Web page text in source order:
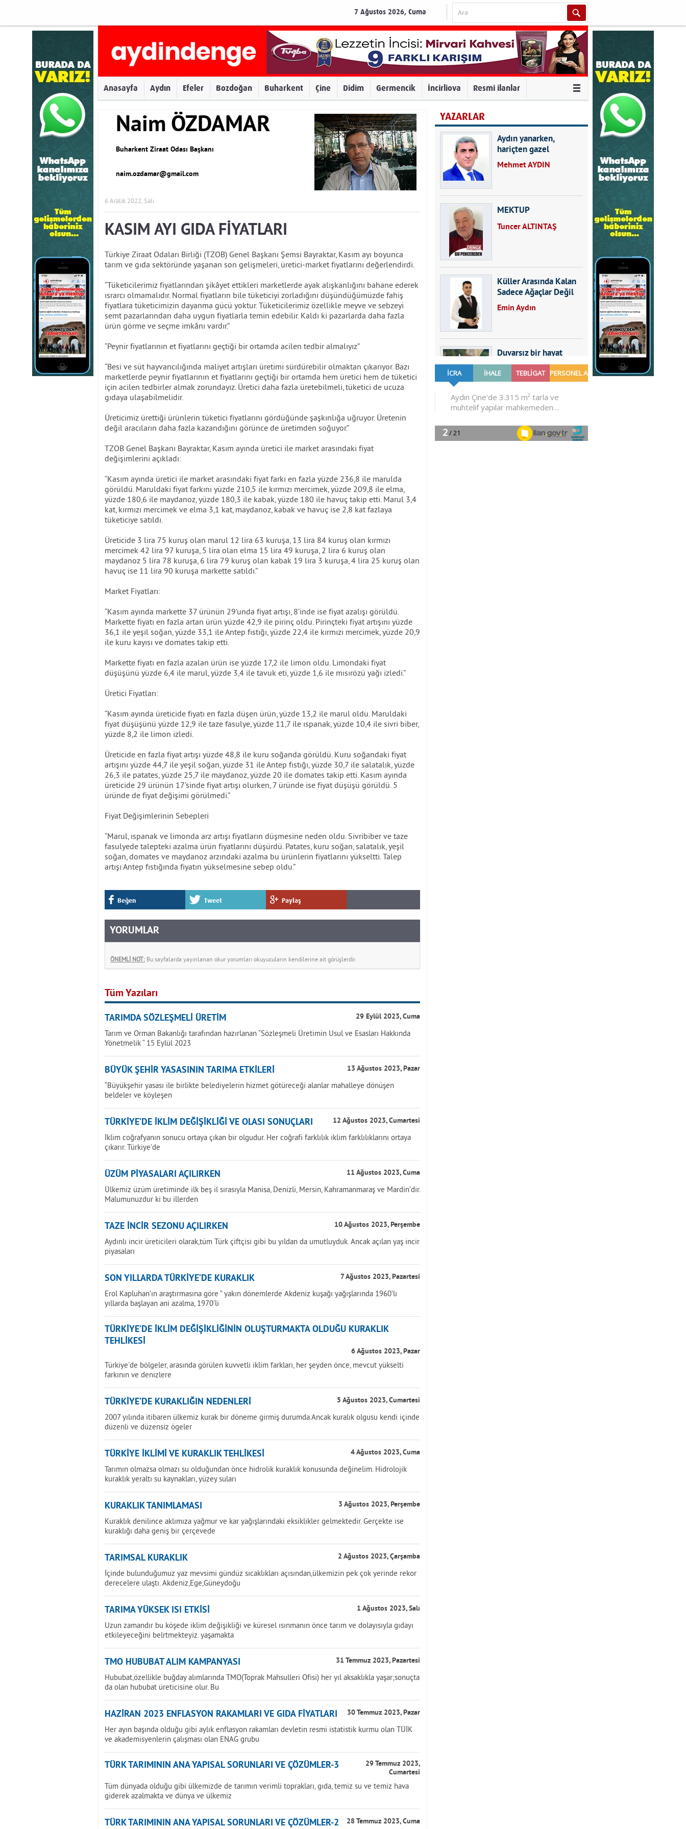
7 Ağustos 2026, Cuma
Anasayfa Aydın Efeler Bozdoğan Buharkent Çine Didim Germencik İncirliova Resmi ilanlar
Naim ÖZDAMAR
Buharkent Ziraat Odası Başkanı
naim.ozdamar@gmail.com
6 Aralık 2022, Salı
KASIM AYI GIDA FİYATLARI
Türkiye Ziraat Odaları Birliği (TZOB) Genel Başkanı Şemsi Bayraktar, Kasım ayı boyunca
tarım ve gıda sektöründe yaşanan son gelişmeleri, üretici-market fiyatlarını değerlendirdi.
“Tüketicilerimiz fiyatlarından şikâyet ettikleri marketlerde ayak alışkanlığını bahane ederek
ısrarcı olmamalıdır. Normal fiyatların bile tüketiciyi zorladığını düşündüğümüzde fahiş
fiyatlara tüketicimizin dayanma gücü yoktur. Tüketicilerimiz özellikle meyve ve sebzeyi
semt pazarlarından daha uygun fiyatlarla temin edebilir. Kaldı ki pazarlarda daha fazla
ürün görme ve seçme imkânı vardır.”
“Peynir fiyatlarının et fiyatlarını geçtiği bir ortamda acilen tedbir almalıyız”
“Besi ve süt hayvancılığında maliyet artışları üretimi sürdürebilir olmaktan çıkarıyor. Bazı
marketlerde peynir fiyatlarının et fiyatlarını geçtiği bir ortamda hem üretici hem de tüketici
için acilen tedbirler almak zorundayız. Üretici daha fazla üretebilmeli, tüketici de ucuza
gıdaya ulaşabilmelidir.
Üreticimiz ürettiği ürünlerin tüketici fiyatlarını gördüğünde şaşkınlığa uğruyor. Üretenin
değil aracıların daha fazla kazandığını görünce de üretimden soğuyor.”
TZOB Genel Başkanı Bayraktar, Kasım ayında üretici ile market arasındaki fiyat
değişimlerini açıkladı:
“Kasım ayında üretici ile market arasındaki fiyat farkı en fazla yüzde 236,8 ile marulda
görüldü. Maruldaki fiyat farkını yüzde 210,5 ile kırmızı mercimek, yüzde 209,8 ile elma,
yüzde 180,6 ile maydanoz, yüzde 180,3 ile kabak, yüzde 180 ile havuç takip etti. Marul 3,4
kat, kırmızı mercimek ve elma 3,1 kat, maydanoz, kabak ve havuç ise 2,8 kat fazlaya
tüketiciye satıldı.
Üreticide 3 lira 75 kuruş olan marul 12 lira 63 kuruşa, 13 lira 84 kuruş olan kırmızı
mercimek 42 lira 97 kuruşa, 5 lira olan elma 15 lira 49 kuruşa, 2 lira 6 kuruş olan
maydanoz 5 lira 78 kuruşa, 6 lira 79 kuruş olan kabak 19 lira 3 kuruşa, 4 lira 25 kuruş olan
havuç ise 11 lira 90 kuruşa markette satıldı.”
Market Fiyatları:
“Kasım ayında markette 37 ürünün 29’unda fiyat artışı, 8’inde ise fiyat azalışı görüldü.
Markette fiyatı en fazla artan ürün yüzde 42,9 ile pirinç oldu. Pirinçteki fiyat artışını yüzde
36,1 ile yeşil soğan, yüzde 33,1 ile Antep fıstığı, yüzde 22,4 ile kırmızı mercimek, yüzde 20,9
ile kuru kayısı ve domates takip etti.
Markette fiyatı en fazla azalan ürün ise yüzde 17,2 ile limon oldu. Limondaki fiyat
düşüşünü yüzde 6,4 ile marul, yüzde 3,4 ile tavuk eti, yüzde 1,6 ile mısırözü yağı izledi.”
Üretici Fiyatları:
“Kasım ayında üreticide fiyatı en fazla düşen ürün, yüzde 13,2 ile marul oldu. Maruldaki
fiyat düşüşünü yüzde 12,9 ile taze fasulye, yüzde 11,7 ile ıspanak, yüzde 10,4 ile sivri biber,
yüzde 8,2 ile limon izledi.
Üreticide en fazla fiyat artışı yüzde 48,8 ile kuru soğanda görüldü. Kuru soğandaki fiyat
artışını yüzde 44,7 ile yeşil soğan, yüzde 31 ile Antep fıstığı, yüzde 30,7 ile salatalık, yüzde
26,3 ile patates, yüzde 25,7 ile maydanoz, yüzde 20 ile domates takip etti. Kasım ayında
üreticide 29 ürünün 17’sinde fiyat artışı olurken, 7 üründe ise fiyat düşüşü görüldü. 5
üründe de fiyat değişimi görülmedi.”
Fiyat Değişimlerinin Sebepleri
“Marul, ıspanak ve limonda arz artışı fiyatların düşmesine neden oldu. Sivribiber ve taze
fasulyede talepteki azalma ürün fiyatlarını düşürdü. Patates, kuru soğan, salatalık, yeşil
soğan, domates ve maydanoz arzındaki azalma bu ürünlerin fiyatlarını yükseltti. Talep
artışı Antep fıstığında fiyatın yükselmesine sebep oldu.”
Beğen Tweet Paylaş
YORUMLAR
ÖNEMLİ NOT: Bu sayfalarda yayınlanan okur yorumları okuyucuların kendilerine ait görüşlerdir.
Tüm Yazıları
TARIMDA SÖZLEŞMELİ ÜRETİM 29 Eylül 2023, Cuma
Tarım ve Orman Bakanlığı tarafından hazırlanan “Sözleşmeli Üretimin Usul ve Esasları Hakkında
Yönetmelik “ 15 Eylül 2023
BÜYÜK ŞEHİR YASASININ TARIMA ETKİLERİ 13 Ağustos 2023, Pazar
“Büyükşehir yasası ile birlikte belediyelerin hizmet götüreceği alanlar mahalleye dönüşen
beldeler ve köyleşen
TÜRKİYE’DE İKLİM DEĞİŞİKLİĞİ VE OLASI SONUÇLARI 12 Ağustos 2023, Cumartesi
İklim coğrafyanın sonucu ortaya çıkan bir olgudur. Her coğrafi farklılık iklim farklılıklarını ortaya
çıkarır. Türkiye'de
ÜZÜM PİYASALARI AÇILIRKEN 11 Ağustos 2023, Cuma
Ülkemiz üzüm üretiminde ilk beş il sırasıyla Manisa, Denizli, Mersin, Kahramanmaraş ve Mardin’dir.
Malumunuzdur ki bu illerden
TAZE İNCİR SEZONU AÇILIRKEN 10 Ağustos 2023, Perşembe
Aydınlı incir üreticileri olarak,tüm Türk çiftçisi gibi bu yıldan da umutluyduk. Ancak açılan yaş incir
piyasaları
SON YILLARDA TÜRKİYE’DE KURAKLIK 7 Ağustos 2023, Pazartesi
Erol Kapluhan’ın araştırmasına göre ” yakın dönemlerde Akdeniz kuşağı yağışlarında 1960’lı
yıllarda başlayan ani azalma, 1970’li
TÜRKİYE’DE İKLİM DEĞİŞİKLİĞİNİN OLUŞTURMAKTA OLDUĞU KURAKLIK
TEHLİKESİ
6 Ağustos 2023, Pazar
Türkiye'de bölgeler, arasında görülen kuvvetli iklim farkları, her şeyden önce, mevcut yükselti
farkının ve denizlere
TÜRKİYE’DE KURAKLIĞIN NEDENLERİ 5 Ağustos 2023, Cumartesi
2007 yılında itibaren ülkemiz kurak bir döneme girmiş durumda.Ancak kuralık olgusu kendi içinde
düzenli ve düzensiz ögeler
TÜRKİYE İKLİMİ VE KURAKLIK TEHLİKESİ 4 Ağustos 2023, Cuma
Tarımın olmazsa olmazı su olduğundan önce hidrolik kuraklık konusunda değinelim. Hidrolojik
kuraklık yeraltı su kaynakları, yüzey suları
KURAKLIK TANIMLAMASI 3 Ağustos 2023, Perşembe
Kuraklık denilince aklımıza yağmur ve kar yağışlarındaki eksiklikler gelmektedir. Gerçekte ise
kuraklığı daha geniş bir çerçevede
TARIMSAL KURAKLIK 2 Ağustos 2023, Çarşamba
İçinde bulunduğumuz yaz mevsimi gündüz sıcaklıkları açısından,ülkemizin pek çok yerinde rekor
derecelere ulaştı. Akdeniz,Ege,Güneydoğu
TARIMA YÜKSEK ISI ETKİSİ 1 Ağustos 2023, Salı
Uzun zamandır bu köşede iklim değişikliği ve küresel ısınmanın önce tarım ve dolayısıyla gıdayı
etkileyeceğini belrtmekteyiz. yaşamakta
TMO HUBUBAT ALIM KAMPANYASI 31 Temmuz 2023, Pazartesi
Hububat,özellikle buğday alımlarında TMO(Toprak Mahsulleri Ofisi) her yıl aksaklıkla yaşar;sonuçta
da olan hububat üreticisine olur. Bu
HAZİRAN 2023 ENFLASYON RAKAMLARI VE GIDA FİYATLARI 30 Temmuz 2023, Pazar
Her ayın başında olduğu gibi aylık enflasyon rakamları devletin resmi istatistik kurmu olan TÜİK
ve akademisyenlerin çalışması olan ENAG grubu
TÜRK TARIMININ ANA YAPISAL SORUNLARI VE ÇÖZÜMLER-3
29 Temmuz 2023,
Cumartesi
Tüm dünyada olduğu gibi ülkemizde de tarımın verimli toprakları, gıda, temiz su ve temiz hava
giderek azalmakta ve dünya ve ülkemiz
TÜRK TARIMININ ANA YAPISAL SORUNLARI VE ÇÖZÜMLER-2 28 Temmuz 2023, Cuma
YAZARLAR
Aydın yanarken,
hariçten gazel
okuyarak kalpleri de
Mehmet AYDIN
MEKTUP
Tuncer ALTINTAŞ
Küller Arasında Kalan
Sadece Ağaçlar Değil
Emin Aydın
Duvarsız bir hayat
Furkan SARICA
GÜNDEMDE NELER
OLMALI?